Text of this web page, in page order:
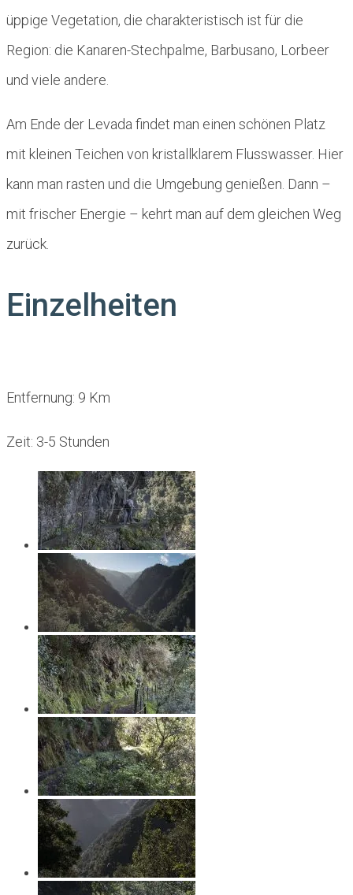
üppige Vegetation, die charakteristisch ist für die
Region: die Kanaren-Stechpalme, Barbusano, Lorbeer
und viele andere.
Am Ende der Levada findet man einen schönen Platz
mit kleinen Teichen von kristallklarem Flusswasser. Hier
kann man rasten und die Umgebung genießen. Dann –
mit frischer Energie – kehrt man auf dem gleichen Weg
zurück.
Einzelheiten
Entfernung: 9 Km
Zeit: 3-5 Stunden